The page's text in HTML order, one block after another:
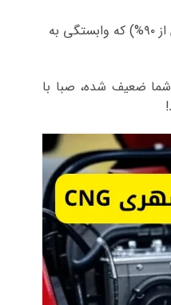
: شبکه نمایندگی در سراسر ایران با نصب و ارسال شبانه روزی، و تمرکز بر تولید بومی (بیش از ۹۰%) که وابستگی به
صبا باتری نه تنها یک محصول، بلکه همراهی مطمئن برای ناوگان‌های CNG است. اگر باتری فعلی LCK690 شما ضعیف شده، صبا با